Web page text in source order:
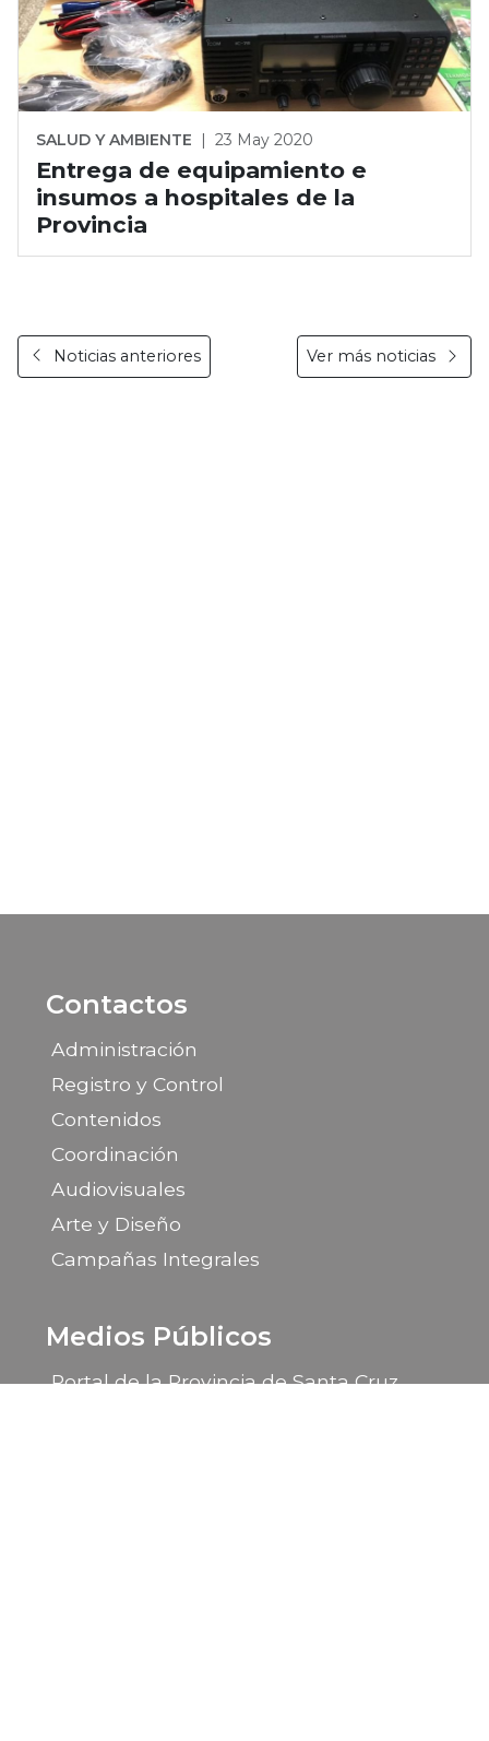
SALUD Y AMBIENTE | 23 May 2020
Entrega de equipamiento e
insumos a hospitales de la
Provincia
Noticias anteriores Ver más noticias
Contactos
Administración
Registro y Control
Contenidos
Coordinación
Audiovisuales
Arte y Diseño
Campañas Integrales
Medios Públicos
Portal de la Provincia de Santa Cruz